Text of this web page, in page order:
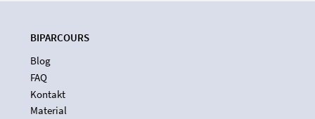
BIPARCOURS
Blog
FAQ
Kontakt
Material